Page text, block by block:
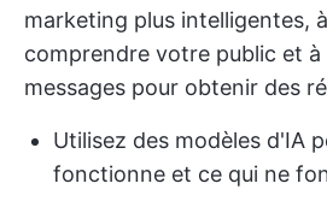
marketing plus intelligentes,
comprendre votre public et
messages pour obtenir des
Utilisez des modèles d'IA
fonctionne et ce qui ne